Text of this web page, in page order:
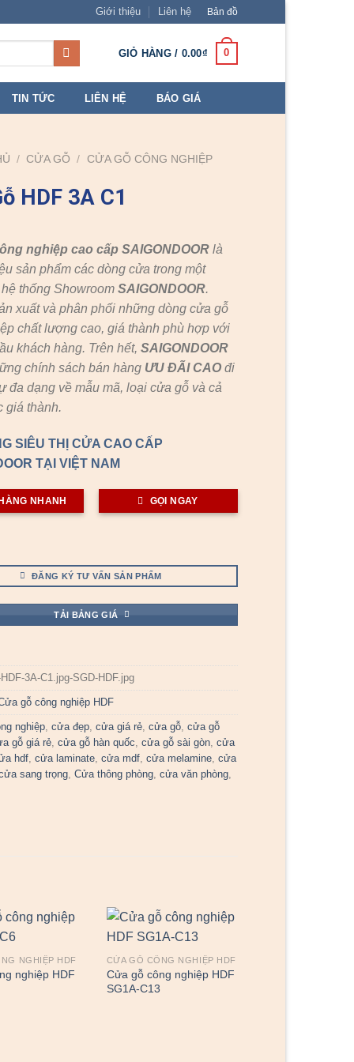
Giới thiệu Liên hệ Bản đồ
GIỎ HÀNG / 0.00₫ 0
TIN TỨC LIÊN HỆ BÁO GIÁ
/ CỬA GỖ / CỬA GỖ CÔNG NGHIỆP
HDF 3A C1
nghiệp cao cấp SAIGONDOOR là
sản phẩm các dòng cửa trong một
thống ShowroomSAIGONDOOR.
xuất và phân phối những dòng cửa gỗ
chất lượng cao, giá thành phù hợp với
khách hàng. Trên hết,SAIGONDOOR
chính sách bán hàng ƯU ĐÃI CAOđi
đa dạng về mẫu mã, loại cửa gỗ và cả
giá thành.
SIÊU THỊ CỬA CAO CẤP
TẠI VIỆT NAM
NHANH GỌI NGAY
ĐĂNG KÝ TƯ VẤN SẢN PHẨM
TẢI BẢNG GIÁ
3A-C1.jpg-SGD-HDF.jpg
gỗ công nghiệp HDF
nghiệp,cửa đẹp,cửa giá rẻ,cửa gỗ,cửa gỗ
gỗ giá rẻ,cửa gỗ hàn quốc,cửa gỗ sài gòn,cửa
hdf,cửa laminate,cửa mdf,cửa melamine,cửa
sang trọng,Cửa thông phòng,cửa văn phòng,
NGHIỆP HDF
nghiệp HDF
CỬA GỖ CÔNG NGHIỆP HDF
Cửa gỗ công nghiệp HDF
SG1A-C13